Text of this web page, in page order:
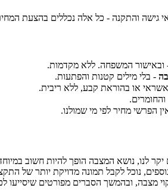
גישה והתקנה - כל אלה נכללים בהצעת
ובאישור המשפחה. ללא מקדמות.
- בלי מילים קטנות והפתעות.
או בהוראת קבע, ללא ריבית.
הפרשי מחיר לפי מי שמולנו.
לנו, נושא המצבה הופך להיות חשוב
נוכל לקבל תמונה מדויקת יותר של
מצבה, ובהמשך הסברים מפורטים שיסייעו